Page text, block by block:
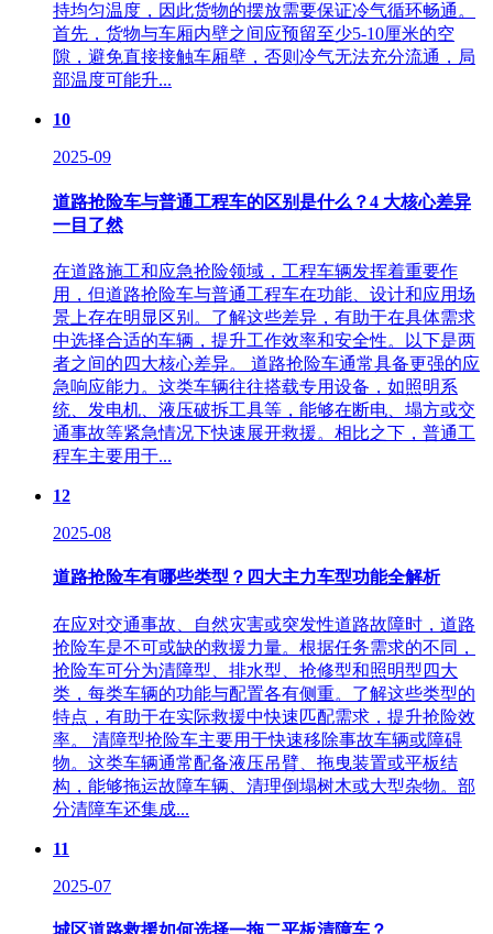
持均匀温度，因此货物的摆放需要保证冷气循环畅通。
首先，货物与车厢内壁之间应预留至少5-10厘米的空
隙，避免直接接触车厢壁，否则冷气无法充分流通，局
部温度可能升...
10
2025-09
道路抢险车与普通工程车的区别是什么？4 大核心差异
一目了然
在道路施工和应急抢险领域，工程车辆发挥着重要作
用，但道路抢险车与普通工程车在功能、设计和应用场
景上存在明显区别。了解这些差异，有助于在具体需求
中选择合适的车辆，提升工作效率和安全性。以下是两
者之间的四大核心差异。 道路抢险车通常具备更强的应
急响应能力。这类车辆往往搭载专用设备，如照明系
统、发电机、液压破拆工具等，能够在断电、塌方或交
通事故等紧急情况下快速展开救援。相比之下，普通工
程车主要用于...
12
2025-08
道路抢险车有哪些类型？四大主力车型功能全解析
在应对交通事故、自然灾害或突发性道路故障时，道路
抢险车是不可或缺的救援力量。根据任务需求的不同，
抢险车可分为清障型、排水型、抢修型和照明型四大
类，每类车辆的功能与配置各有侧重。了解这些类型的
特点，有助于在实际救援中快速匹配需求，提升抢险效
率。 清障型抢险车主要用于快速移除事故车辆或障碍
物。这类车辆通常配备液压吊臂、拖曳装置或平板结
构，能够拖运故障车辆、清理倒塌树木或大型杂物。部
分清障车还集成...
11
2025-07
城区道路救援如何选择一拖二平板清障车？